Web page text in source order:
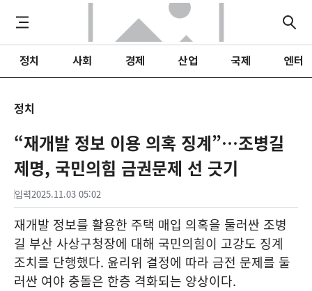
정치 사회 경제 산업 국제 엔터
정치
“재개발 정보 이용 의혹 징계”…조병길
제명, 국민의힘 금권문제 선 긋기
입력2025.11.03 05:02
재개발 정보를 활용한 주택 매입 의혹을 둘러싼 조병
길 부산 사상구청장에 대해 국민의힘이 고강도 징계
조치를 단행했다. 윤리위 결정에 따라 금전 문제를 둘
러싼 여야 충돌은 한층 격화되는 양상이다.